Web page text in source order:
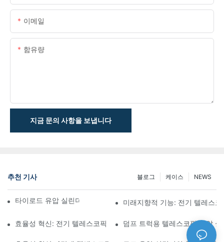
이메일
함유량
지금 문의 사항을 보냅니다
추천 기사 NEWS
케이스
블로그
타이로드 유압 실린더의 기능과 중요성 이해미래지향적 기능: 전기 텔레스
효율성 혁신: 전기 텔레스코픽 실린더덤프 트럭용 텔레스코픽 유압